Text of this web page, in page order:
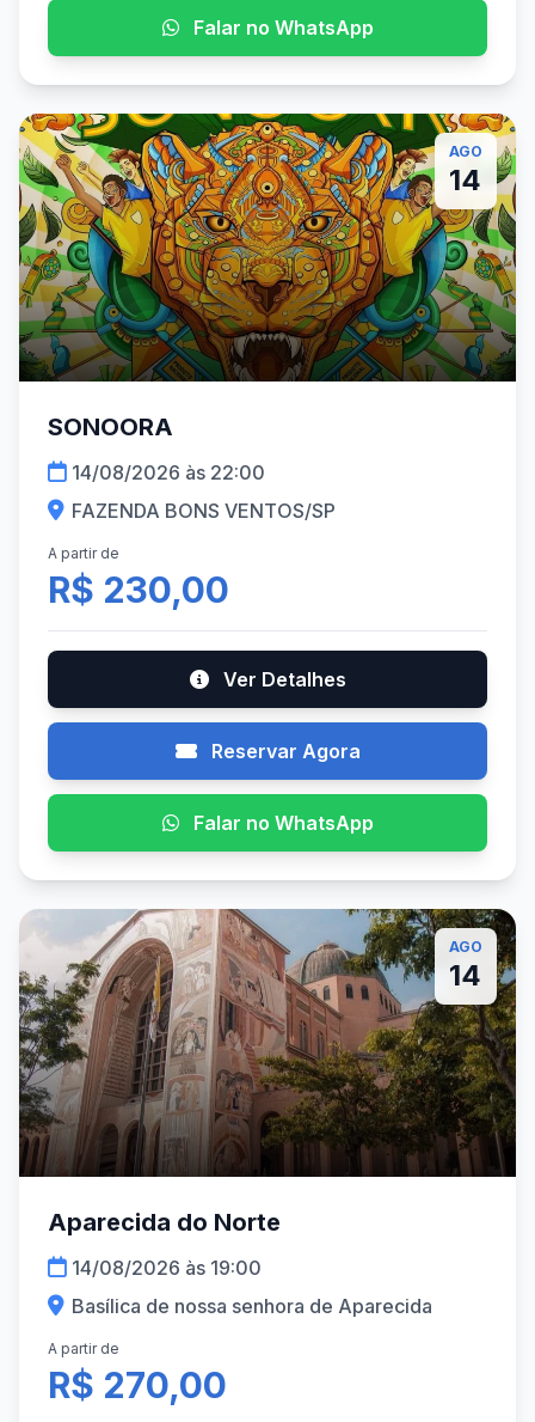
Falar no WhatsApp
AGO
14
SONOORA
14/08/2026 às 22:00
FAZENDA BONS VENTOS/SP
A partir de
R$ 230,00
Ver Detalhes
Reservar Agora
Falar no WhatsApp
AGO
14
Aparecida do Norte
14/08/2026 às 19:00
Basílica de nossa senhora de Aparecida
A partir de
R$ 270,00